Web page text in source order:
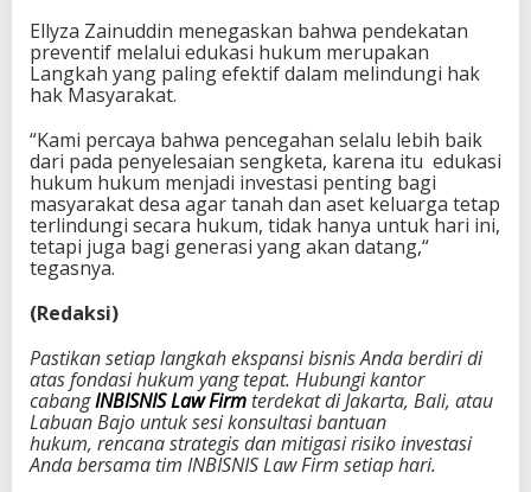
Ellyza Zainuddin menegaskan bahwa pendekatan
preventif melalui edukasi hukum merupakan
Langkah yang paling efektif dalam melindungi hak
hak Masyarakat.
“Kami percaya bahwa pencegahan selalu lebih baik
dari pada penyelesaian sengketa, karena itu edukasi
hukum hukum menjadi investasi penting bagi
masyarakat desa agar tanah dan aset keluarga tetap
terlindungi secara hukum, tidak hanya untuk hari ini,
tetapi juga bagi generasi yang akan datang,“
tegasnya.
(Redaksi)
Pastikan setiap langkah ekspansi bisnis Anda berdiri di
atas fondasi hukum yang tepat. Hubungi kantor
cabangINBISNIS Law Firm terdekat di Jakarta, Bali, atau
Labuan Bajo untuk sesi konsultasi bantuan
hukum, rencana strategis dan mitigasi risiko investasi
Anda bersama tim INBISNIS Law Firm setiap hari.